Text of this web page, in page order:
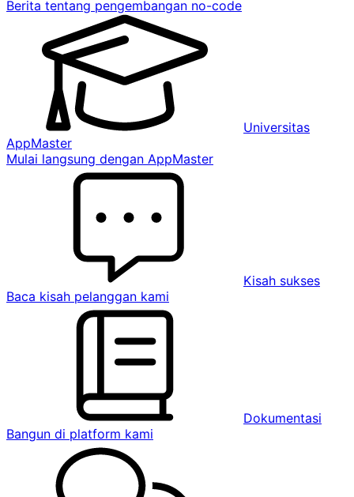
Berita tentang pengembangan no-code
Universitas
AppMaster
Mulai langsung dengan AppMaster
Kisah sukses
Baca kisah pelanggan kami
Dokumentasi
Bangun di platform kami